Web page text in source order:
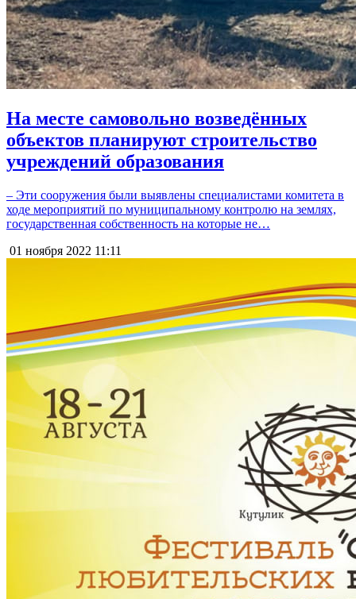
На месте самовольно возведённых
объектов планируют строительство
учреждений образования
– Эти сооружения были выявлены специалистами комитета в
ходе мероприятий по муниципальному контролю на землях,
государственная собственность на которые не…
01 ноября 2022 11:11